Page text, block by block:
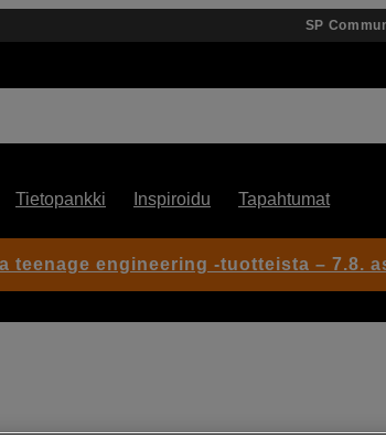
SP
Tietopankki Inspiroidu Tapahtumat
teenage engineering -tuotteista – 7.8.